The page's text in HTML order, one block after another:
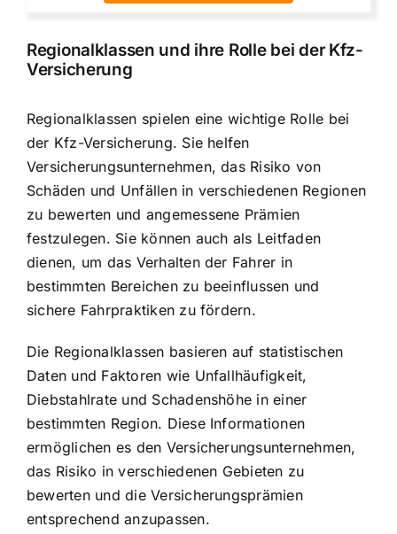
Regionalklassen und ihre Rolle bei der Kfz-
Versicherung
Regionalklassen spielen eine wichtige Rolle bei
der Kfz-Versicherung. Sie helfen
Versicherungsunternehmen, das Risiko von
Schäden und Unfällen in verschiedenen Regionen
zu bewerten und angemessene Prämien
festzulegen. Sie können auch als Leitfaden
dienen, um das Verhalten der Fahrer in
bestimmten Bereichen zu beeinflussen und
sichere Fahrpraktiken zu fördern.
Die Regionalklassen basieren auf statistischen
Daten und Faktoren wie Unfallhäufigkeit,
Diebstahlrate und Schadenshöhe in einer
bestimmten Region. Diese Informationen
ermöglichen es den Versicherungsunternehmen,
das Risiko in verschiedenen Gebieten zu
bewerten und die Versicherungsprämien
entsprechend anzupassen.